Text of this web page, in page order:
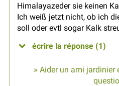
Himalayazeder sie keinen
Ich weiß jetzt nicht, ob ich
soll oder evtl sogar Kalk
écrire la réponse (1)
» Aider un ami jardinier